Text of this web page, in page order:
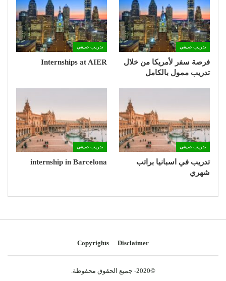
تدريب صيفي
فرصة سفر لأمريكا من خلال
تدريب ممول بالكامل
تدريب صيفي
Internships at AIER
تدريب صيفي
تدريب في اسبانيا براتب
شهري
تدريب صيفي
internship in Barcelona
Disclaimer
Copyrights
©2020- جميع الحقوق محفوظة.